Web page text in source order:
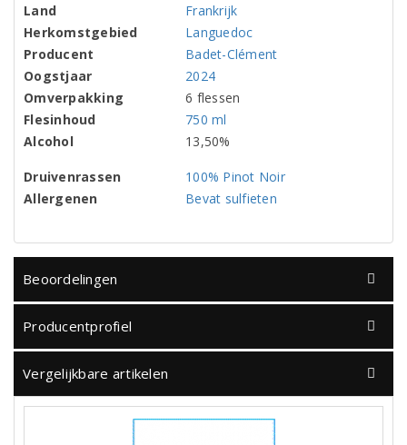
Land
Frankrijk
Herkomstgebied
Languedoc
Producent
Badet-Clément
Oogstjaar
2024
Omverpakking
6 flessen
Flesinhoud
750 ml
Alcohol
13,50%
Druivenrassen
100% Pinot Noir
Allergenen
Bevat sulfieten
Beoordelingen
Producentprofiel
Vergelijkbare artikelen